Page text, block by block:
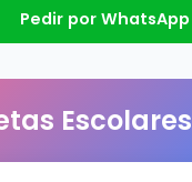
Pedir por WhatsApp
Escolares